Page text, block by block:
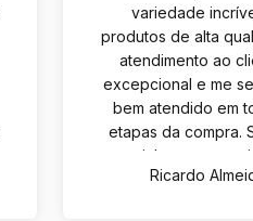
variedade
produtos de alta
atendimento ao
excepcional e me
bem atendido em
etapas da compra.
minhas
Ricardo